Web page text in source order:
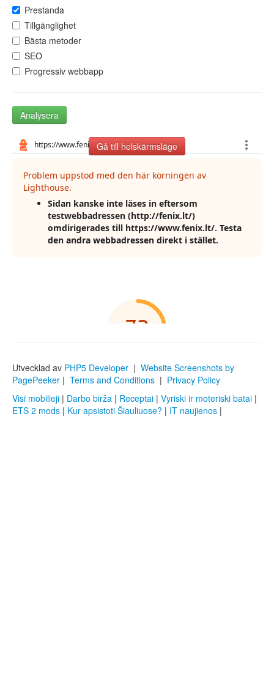
Prestanda
Tillgänglighet
Bästa metoder
SEO
Progressiv webbapp
Analysera
Gå till helskärmsläge
Utvecklad av PHP5 Developer | Website Screenshots by
PagePeeker | Terms and Conditions | Privacy Policy
Visi mobilieji | Darbo birža | Receptai | Vyriski ir moteriski batai |
ETS 2 mods | Kur apsistoti Šiauliuose? | IT naujienos |